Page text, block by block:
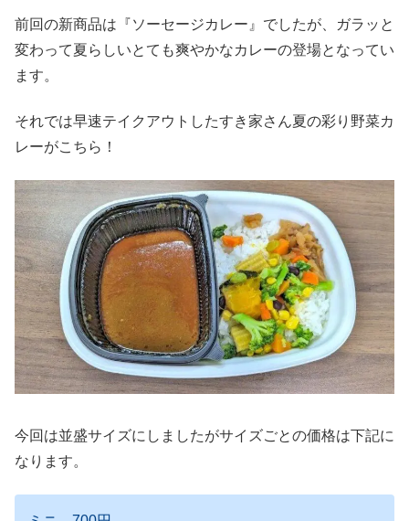
前回の新商品は『ソーセージカレー』でしたが、ガラッと
変わって夏らしいとても爽やかなカレーの登場となってい
ます。
それでは早速テイクアウトしたすき家さん夏の彩り野菜カ
レーがこちら！
今回は並盛サイズにしましたがサイズごとの価格は下記に
なります。